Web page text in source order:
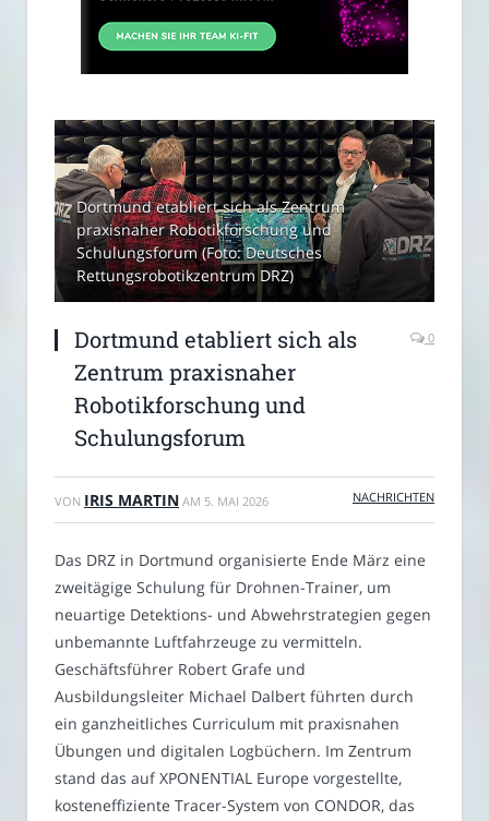
Dortmund etabliert sich als Zentrum
praxisnaher Robotikforschung und
Schulungsforum (Foto: Deutsches
Rettungsrobotikzentrum DRZ)
Dortmund etabliert sich als
Zentrum praxisnaher
Robotikforschung und
Schulungsforum
0
VON IRIS MARTIN AM 5. MAI 2026 NACHRICHTEN
Das DRZ in Dortmund organisierte Ende März eine
zweitägige Schulung für Drohnen-Trainer, um
neuartige Detektions- und Abwehrstrategien gegen
unbemannte Luftfahrzeuge zu vermitteln.
Geschäftsführer Robert Grafe und
Ausbildungsleiter Michael Dalbert führten durch
ein ganzheitliches Curriculum mit praxisnahen
Übungen und digitalen Logbüchern. Im Zentrum
stand das auf XPONENTIAL Europe vorgestellte,
kosteneffiziente Tracer-System von CONDOR, das